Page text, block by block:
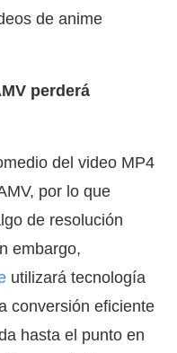
de anime
perderá
del video MP4
por lo que
de resolución
embargo,
utilizará tecnología
conversión eficiente
hasta el punto en